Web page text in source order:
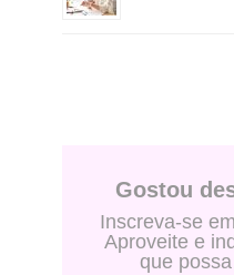
Gostou
Inscreva-se
Aproveite e
que